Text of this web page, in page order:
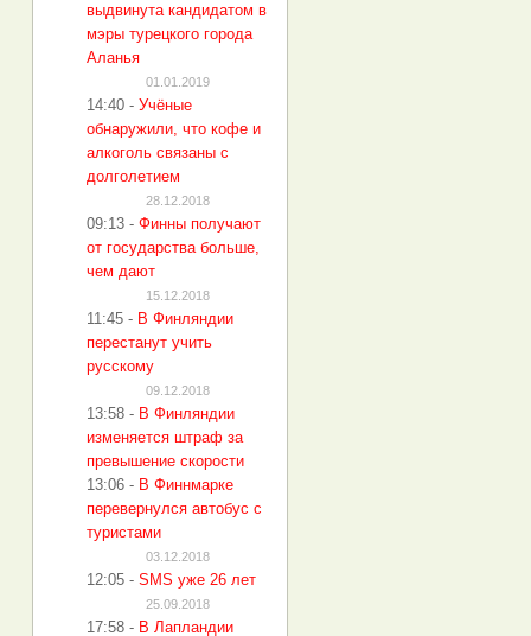
выдвинута кандидатом в
мэры турецкого города
Аланья
01.01.2019
14:40 - Учёные
обнаружили, что кофе и
алкоголь связаны с
долголетием
28.12.2018
09:13 - Финны получают
от государства больше,
чем дают
15.12.2018
11:45 - В Финляндии
перестанут учить
русскому
09.12.2018
13:58 - В Финляндии
изменяется штраф за
превышение скорости
13:06 - В Финнмарке
перевернулся автобус с
туристами
03.12.2018
12:05 - SMS уже 26 лет
25.09.2018
17:58 - В Лапландии